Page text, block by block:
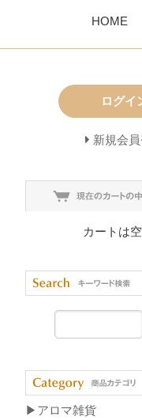
HOME
ログイ
新規会
カートは
▶アロマ雑貨